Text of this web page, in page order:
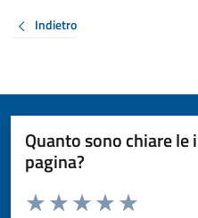
Indietro
Quanto sono chiare
pagina?
Valuta da 1 a 5 stelle la pagina